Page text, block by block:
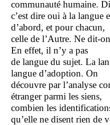
communauté humaine.
c’est dire oui à la langue
d’abord, et pour chacun,
celle de l’Autre. Ne dit-
En effet, il n’y a pas
de langue du sujet. La
langue d’adoption. On
découvre par l’analyse
étranger parmi les siens,
combien les
qu’elle ne disent rien de